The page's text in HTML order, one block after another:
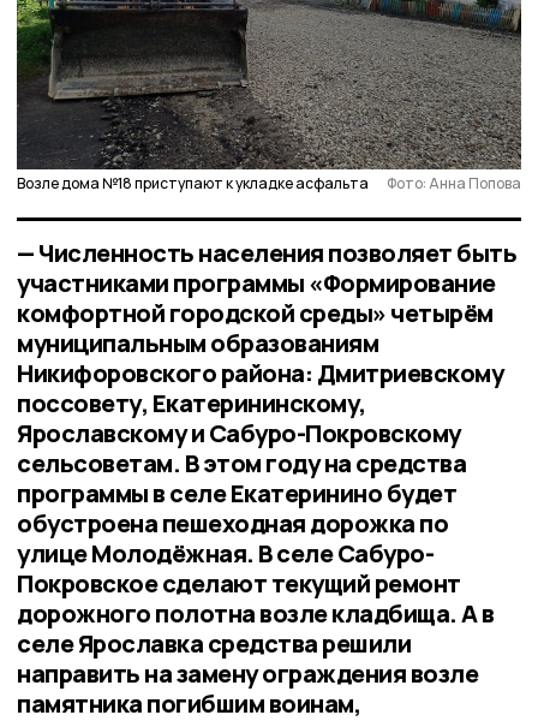
Возле дома №18 приступают к укладке асфальта Фото: Анна Попова
— Численность населения позволяет быть
участниками программы «Формирование
комфортной городской среды» четырём
муниципальным образованиям
Никифоровского района: Дмитриевскому
поссовету, Екатерининскому,
Ярославскому и Сабуро-Покровскому
сельсоветам. В этом году на средства
программы в селе Екатеринино будет
обустроена пешеходная дорожка по
улице Молодёжная. В селе Сабуро-
Покровское сделают текущий ремонт
дорожного полотна возле кладбища. А в
селе Ярославка средства решили
направить на замену ограждения возле
памятника погибшим воинам,